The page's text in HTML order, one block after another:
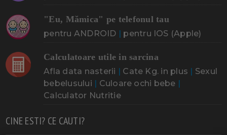
"Eu, Mămica" pe telefonul tau
pentru ANDROID pentru IOS (Apple)
Calculatoare utile in sarcina
Afla data nasterii Cate Kg. in plus
Sexul
bebelusului
Culoare ochi bebe
Calculator Nutritie
CINE ESTI? CE CAUTI?